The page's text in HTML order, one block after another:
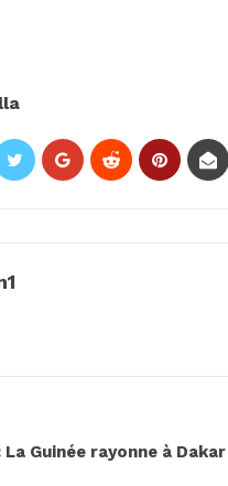
Guinée rayonne à Dakar